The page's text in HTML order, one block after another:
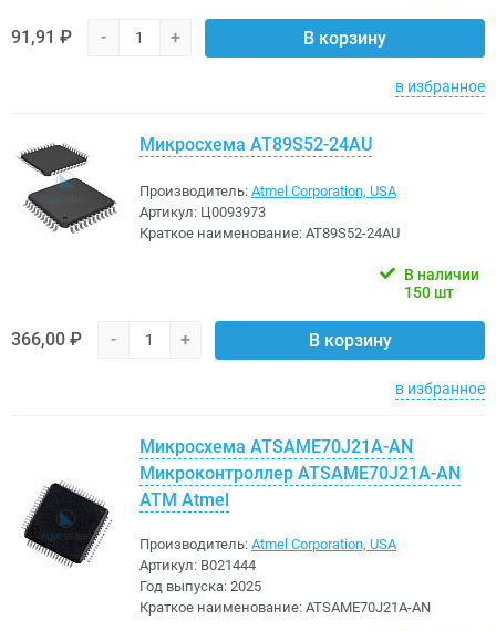
91,91 ₽ - + В корзину
в избранное
Микросхема AT89S52-24AU
Производитель: Atmel Corporation, USA
Артикул: Ц0093973
Краткое наименование: AT89S52-24AU
В наличии
150 шт
366,00 ₽ - + В корзину
в избранное
Микросхема ATSAME70J21A-AN
Микроконтроллер ATSAME70J21A-AN
ATM Atmel
Производитель: Atmel Corporation, USA
Артикул: B021444
Год выпуска: 2025
Краткое наименование: ATSAME70J21A-AN